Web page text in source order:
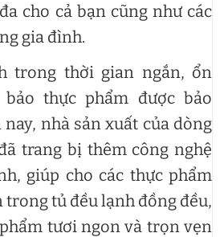
cho cả bạn cũng như các
gia đình.
trong thời gian ngắn, ổn
thực phẩm được bảo
nhà sản xuất của dòng
trang bị thêm công nghệ
giúp cho các thực phẩm
trong tủ đều lạnh đồng đều,
tươi ngon và trọn vẹn